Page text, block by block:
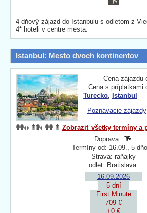
4-dňový zájazd do Istanbulu s odletom z
4* hoteli v centre mesta.
Istanbul: Mesto dvoch kontinentov
Cena zájazdu
Cena s príplatkami
Turecko, Istanbul
- Poznávacie zájazdy
Zobraziť všetky termíny a
Doprava:
Termíny od: 16.09., 5
Strava: raňajky
odlet: Bratislava
16.09.2026
5 dní
First Minute
709 €
+0 €